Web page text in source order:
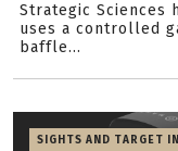
Strategic Sciences
uses a controlled
baffle...
SIGHTS AND TARGET